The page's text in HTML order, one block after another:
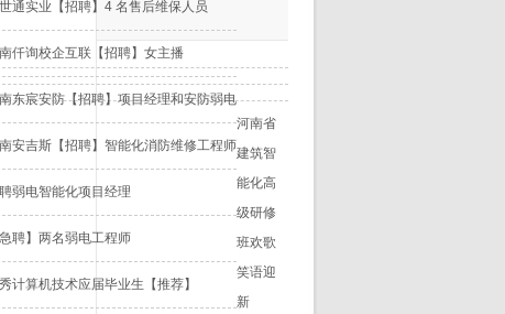
通实业【招聘】4 名售后维保人员
仟询校企互联【招聘】女主播
东宸安防【招聘】项目经理和安防弱电
安吉斯【招聘】智能化消防维修工程师
弱电智能化项目经理
急聘】两名弱电工程师
计算机技术应届毕业生【推荐】
河南省
建筑智
能化高
级研修
班欢歌
笑语迎
新